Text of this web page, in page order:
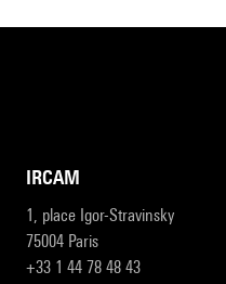
IRCAM
1, place Igor-Stravinsky
75004 Paris
+33 1 44 78 48 43